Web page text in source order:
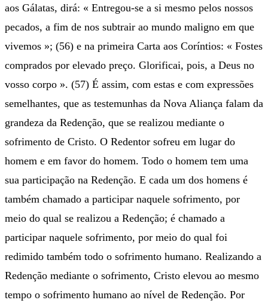
aos Gálatas, dirá: « Entregou-se a si mesmo pelos nossos
pecados, a fim de nos subtrair ao mundo maligno em que
vivemos »; (56) e na primeira Carta aos Coríntios: « Fostes
comprados por elevado preço. Glorificai, pois, a Deus no
vosso corpo ». (57) É assim, com estas e com expressões
semelhantes, que as testemunhas da Nova Aliança falam da
grandeza da Redenção, que se realizou mediante o
sofrimento de Cristo. O Redentor sofreu em lugar do
homem e em favor do homem. Todo o homem tem uma
sua participação na Redenção. E cada um dos homens é
também chamado a participar naquele sofrimento, por
meio do qual se realizou a Redenção; é chamado a
participar naquele sofrimento, por meio do qual foi
redimido também todo o sofrimento humano. Realizando a
Redenção mediante o sofrimento, Cristo elevou ao mesmo
tempo o sofrimento humano ao nível de Redenção. Por